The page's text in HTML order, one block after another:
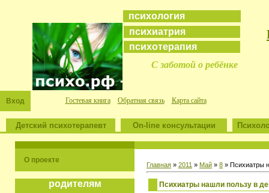
психология
психиатрия
психотерапия
С заботой о ребёнке
Вход Гостевая книга Обратная связь Карта сайта
Детский психотерапевт On-line консультации
О проекте
родителям
Главная » 2011 » Май » 8 » Психиатры
Психиатры нашли пользу в